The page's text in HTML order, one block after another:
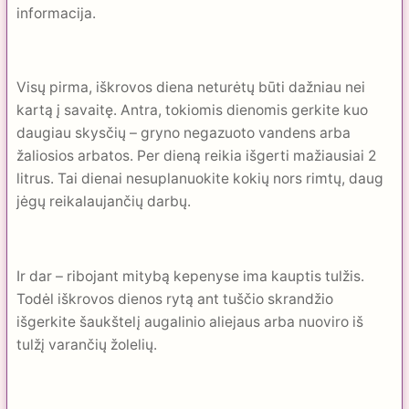
informacija.
Visų pirma, iškrovos diena neturėtų būti dažniau nei
kartą į savaitę. Antra, tokiomis dienomis gerkite kuo
daugiau skysčių – gryno negazuoto vandens arba
žaliosios arbatos. Per dieną reikia išgerti mažiausiai 2
litrus. Tai dienai nesuplanuokite kokių nors rimtų, daug
jėgų reikalaujančių darbų.
Ir dar – ribojant mitybą kepenyse ima kauptis tulžis.
Todėl iškrovos dienos rytą ant tuščio skrandžio
išgerkite šaukštelį augalinio aliejaus arba nuoviro iš
tulžį varančių žolelių.